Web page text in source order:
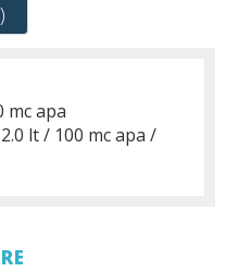
mc apa
lt / 100 mc apa /